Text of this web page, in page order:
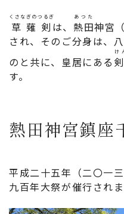
草薙剣
くさなぎのつるぎ
は、 熱田
あつた
神宮
され、そのご分身は、
のと共に、皇居にある
け
す。
熱田神宮鎮座
平成二十五年（二〇一
九百年大祭が催行されま